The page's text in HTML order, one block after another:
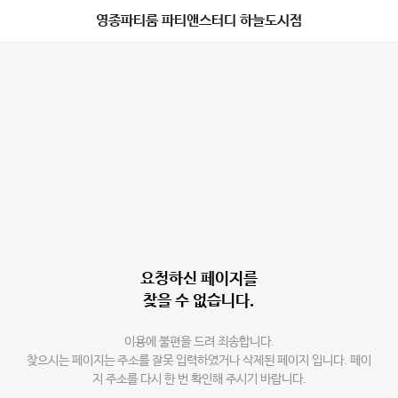
영종파티룸 파티앤스터디 하늘도시점
요청하신 페이지를
찾을 수 없습니다.
이용에 불편을 드려 죄송합니다.
찾으시는 페이지는 주소를 잘못 입력하였거나 삭제된 페이지 입니다. 페이
지 주소를 다시 한 번 확인해 주시기 바랍니다.